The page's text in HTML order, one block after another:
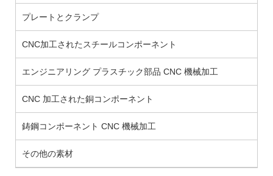
プレートとクランプ
CNC加工されたスチールコンポーネント
エンジニアリング プラスチック部品 CNC 機械加工
CNC 加工された銅コンポーネント
鋳鋼コンポーネント CNC 機械加工
その他の素材